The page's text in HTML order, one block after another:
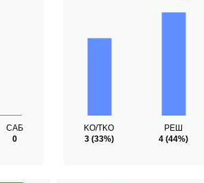
САБ
0
KO/TKO
3(33%)
РЕШ
4 (44%)